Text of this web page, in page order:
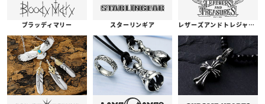
ブラッディマリー スターリンギア レザーズアンドトレジャーズ